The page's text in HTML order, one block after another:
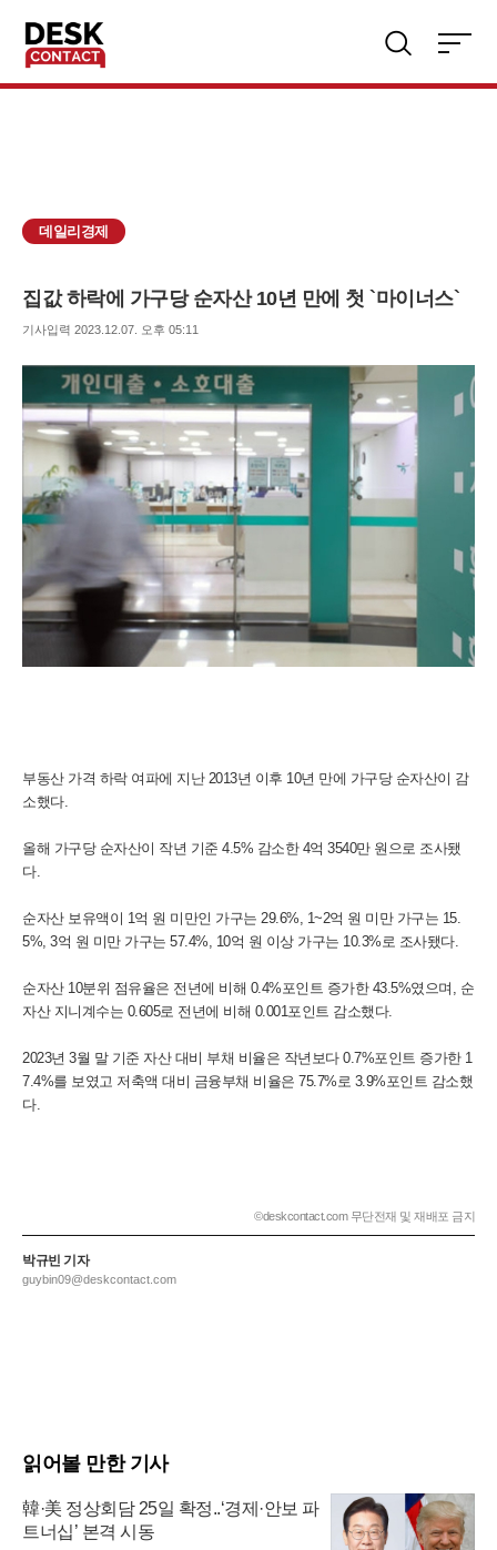
검
주
서
데일리경제
집값 하락에 가구당 순자산 10년 만에 첫 `마이너스`
기사입력 2023.12.07. 오후 05:11내
부동산 가격 하락 여파에 지난 2013년 이후 10년 만에 가구당 순자산이 감
소했다.
올해 가구당 순자산이 작년 기준 4.5% 감소한 4억 3540만 원으로 조사됐
다.
순자산 보유액이 1억 원 미만인 가구는 29.6%, 1~2억 원 미만 가구는 15.
5%, 3억 원 미만 가구는 57.4%, 10억 원 이상 가구는 10.3%로 조사됐다.
순자산 10분위 점유율은 전년에 비해 0.4%포인트 증가한 43.5%였으며, 순
자산 지니계수는 0.605로 전년에 비해 0.001포인트 감소했다.
2023년 3월 말 기준 자산 대비 부채 비율은 작년보다 0.7%포인트 증가한 1
7.4%를 보였고 저축액 대비 금융부채 비율은 75.7%로 3.9%포인트 감소했
다.
©deskcontact.com 무단전재 및 재배포 금지
박규빈 기자
guybin09@deskcontact.com
읽어볼 만한 기사
韓·美 정상회담 25일 확정..‘경제·안보 파
트너십’ 본격 시동